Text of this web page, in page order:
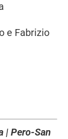
e Fabrizio
| Pero-San